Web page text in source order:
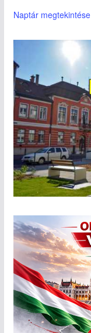
Naptár megtekintése